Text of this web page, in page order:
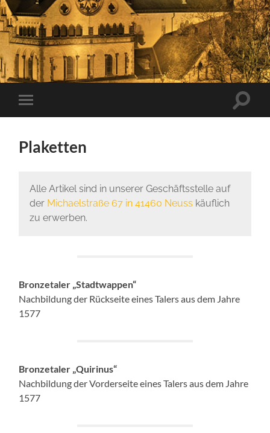
Mobile-
Menü
Plaketten
Alle Artikel sind in unserer Geschäftsstelle auf
der Michaelstraße 67 in 41460 Neuss käuflich
zu erwerben.
Bronzetaler „Stadtwappen“
Nachbildung der Rückseite eines Talers aus dem Jahre
1577
Bronzetaler „Quirinus“
Nachbildung der Vorderseite eines Talers aus dem Jahre
1577